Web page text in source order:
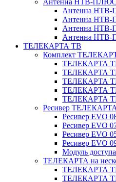
Антенна НТВ-ПЛЮС
Антенна
Антенна
Антенна
Антенна
ТЕЛЕКАРТА ТВ
Комплект
ТЕЛЕКАРТА
ТЕЛЕКАРТА
ТЕЛЕКАРТА
ТЕЛЕКАРТА
ТЕЛЕКАРТА
Ресивер
Ресивер EVO
Ресивер EVO
Ресивер EVO
Ресивер EVO
Модуль
ТЕЛЕКАРТА на
ТЕЛЕКАРТА
ТЕЛЕКАРТА